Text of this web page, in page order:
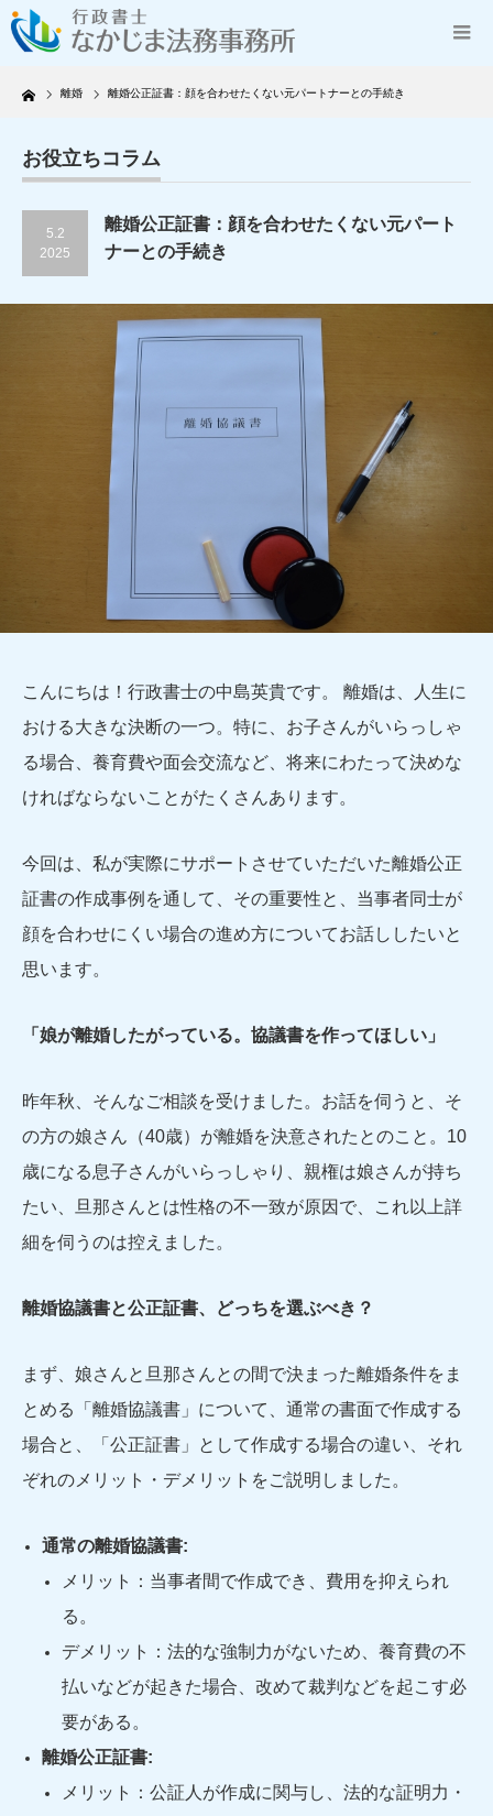
Home 離婚 離婚公正証書：顔を合わせたくない元パートナーとの手続き
お役立ちコラム
5.2
2025
離婚公正証書：顔を合わせたくない元パート
ナーとの手続き
こんにちは！行政書士の中島英貴です。 離婚は、人生に
おける大きな決断の一つ。特に、お子さんがいらっしゃ
る場合、養育費や面会交流など、将来にわたって決めな
ければならないことがたくさんあります。
今回は、私が実際にサポートさせていただいた離婚公正
証書の作成事例を通して、その重要性と、当事者同士が
顔を合わせにくい場合の進め方についてお話ししたいと
思います。
「娘が離婚したがっている。協議書を作ってほしい」
昨年秋、そんなご相談を受けました。お話を伺うと、そ
の方の娘さん（40歳）が離婚を決意されたとのこと。10
歳になる息子さんがいらっしゃり、親権は娘さんが持ち
たい、旦那さんとは性格の不一致が原因で、これ以上詳
細を伺うのは控えました。
離婚協議書と公正証書、どっちを選ぶべき？
まず、娘さんと旦那さんとの間で決まった離婚条件をま
とめる「離婚協議書」について、通常の書面で作成する
場合と、「公正証書」として作成する場合の違い、それ
ぞれのメリット・デメリットをご説明しました。
通常の離婚協議書:
メリット：当事者間で作成でき、費用を抑えられ
る。
デメリット：法的な強制力がないため、養育費の不
払いなどが起きた場合、改めて裁判などを起こす必
要がある。
離婚公正証書:
メリット：公証人が作成に関与し、法的な証明力・